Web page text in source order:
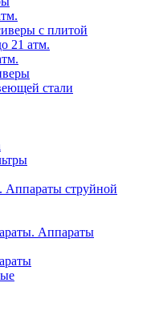
с плитой
21 атм.
стали
Аппараты струйной
Аппараты